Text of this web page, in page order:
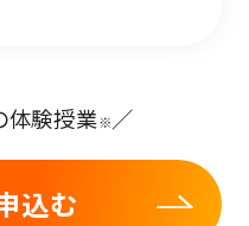
体験授業※／
込む